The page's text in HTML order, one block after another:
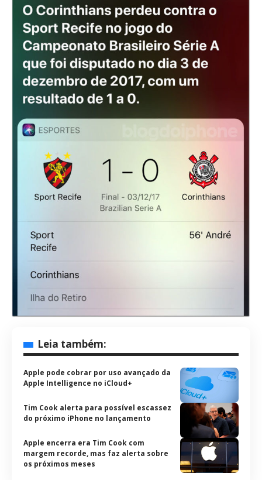
Leia também:
Apple pode cobrar por uso avançado da
Apple Intelligence no iCloud+
Tim Cook alerta para possível escassez
do próximo iPhone no lançamento
Apple encerra era Tim Cook com
margem recorde, mas faz alerta sobre
os próximos meses